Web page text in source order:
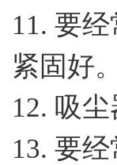
11. 要
紧固好
12. 吸
13. 要